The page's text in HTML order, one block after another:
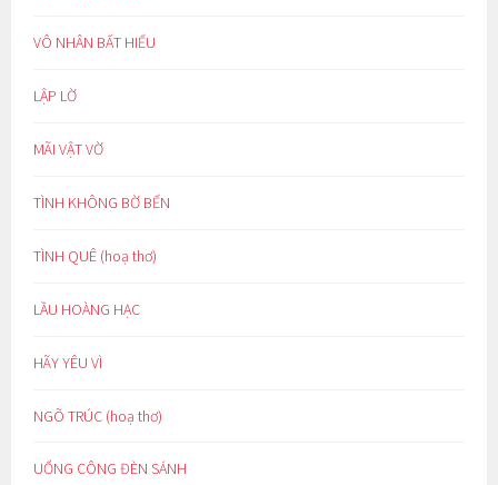
VÔ NHÂN BẤT HIẾU
LẬP LỜ
MÃI VẬT VỜ
TÌNH KHÔNG BỜ BẾN
TÌNH QUÊ (hoạ thơ)
LẦU HOÀNG HẠC
HÃY YÊU VÌ
NGÕ TRÚC (hoạ thơ)
UỔNG CÔNG ĐÈN SÁNH